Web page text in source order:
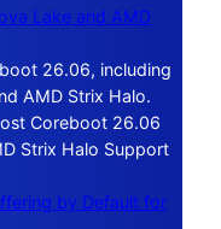
Lake and AMD
26.06, including
AMD Strix Halo.
Coreboot 26.06
Strix Halo Support
by Default for